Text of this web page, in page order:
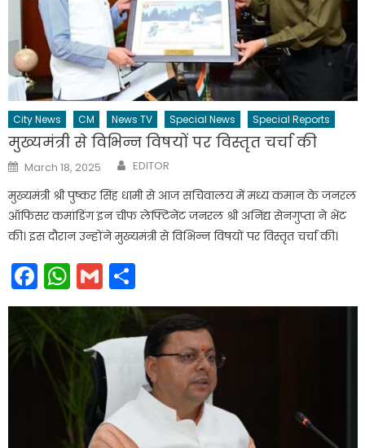
City News CM News TV Special News Special Reports
मुख्यमंत्री से विभिन्न विषयों पर विस्तृत चर्चा की
Posted
on
March 18, 2025 Author
EDITOR
मुख्यमंत्री श्री पुष्कर सिंह धामी से आज सचिवालय में मध्य कमान के जनरल
ऑफिसर कमांडिंग इन चीफ लेफ्टिनेंट जनरल श्री अनिंद्य सेनगुप्ता ने भेंट
की। इस दौरान उन्होंने मुख्यमंत्री से विभिन्न विषयों पर विस्तृत चर्चा की।
Facebook
WhatsApp
Gmail